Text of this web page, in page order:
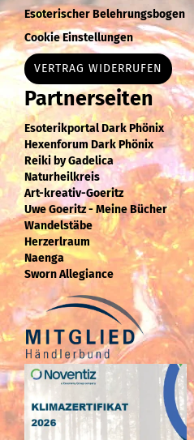
Esoterischer Belehrungsbogen
Cookie Einstellungen
VERTRAG WIDERRUFEN
Partnerseiten
Esoterikportal Dark Phönix
Hexenforum Dark Phönix
Reiki by Gadelica
Naturheilkreis
Art-kreativ-Goeritz
Uwe Goeritz - Meine Bücher
Wandelstäbe
Herzerlraum
Naenga
Sworn Allegiance